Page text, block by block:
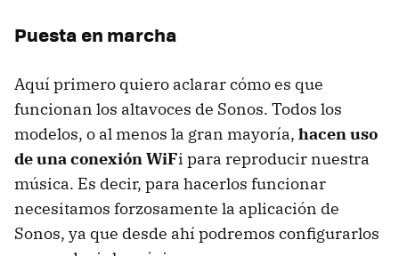
Puesta en marcha
Aquí primero quiero aclarar cómo es que
funcionan los altavoces de Sonos. Todos los
modelos, o al menos la gran mayoría, hacen uso
de una conexión WiFi para reproducir nuestra
música. Es decir, para hacerlos funcionar
necesitamos forzosamente la aplicación de
Sonos, ya que desde ahí podremos configurarlos